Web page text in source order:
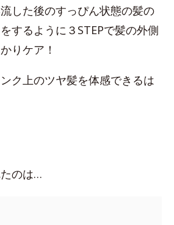
した後のすっぴん状態の髪の
するように３STEPで髪の外側
りケア！
ク上のツヤ髪を体感できるは
のは…